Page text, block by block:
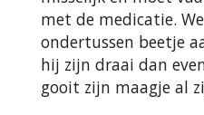
met de medicatie.
ondertussen beetje
hij zijn draai dan
gooit zijn maagje al